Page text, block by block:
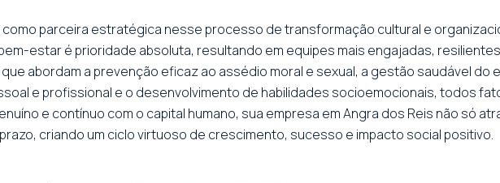
como parceira estratégica nesse processo de transformação cultural e
estar é prioridade absoluta, resultando em equipes mais engajadas,
abordam a prevenção eficaz ao assédio moral e sexual, a gestão saudável do
e profissional e o desenvolvimento de habilidades socioemocionais, todos
e contínuo com o capital humano, sua empresa em Angra dos Reis não só
criando um ciclo virtuoso de crescimento, sucesso e impacto social positivo.